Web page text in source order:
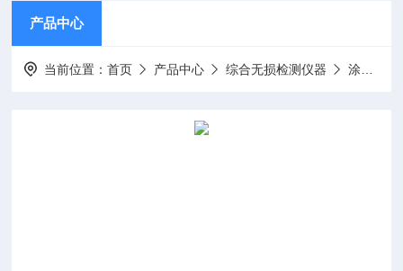
产品中心
当前位置：首页 产品中心 综合无损检测仪器 涂层测厚仪